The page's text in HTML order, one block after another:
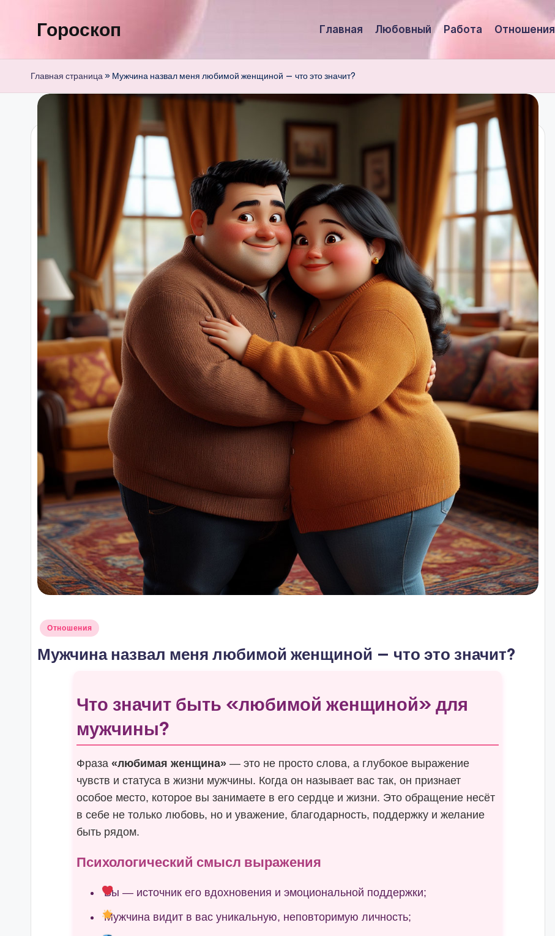
Гороскоп Главная Любовный Работа Отношения
Главная страница» Мужчина назвал меня любимой женщиной — что это значит?
Опубликовано
Отношения
Мужчина назвал меня любимой женщиной — что это значит?
Что значит быть «любимой женщиной» для
мужчины?
Фраза«любимая женщина» — это не просто слова, а глубокое выражение
чувств и статуса в жизни мужчины. Когда он называет вас так, он признает
особое место, которое вы занимаете в его сердце и жизни. Это обращение несёт
в себе не только любовь, но и уважение, благодарность, поддержку и желание
быть рядом.
Психологический смысл выражения
Вы — источник его вдохновения и эмоциональной поддержки;
Мужчина видит в вас уникальную, неповторимую личность;